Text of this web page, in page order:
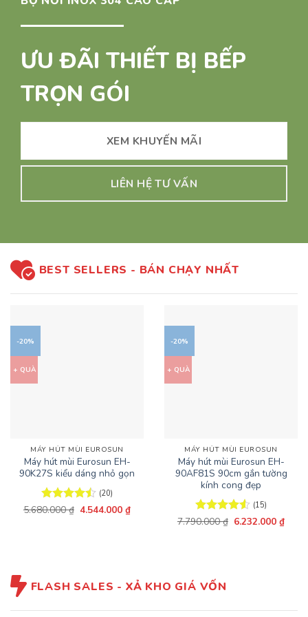
ƯU ĐÃI THIẾT BỊ BẾP
TRỌN GÓI
XEM KHUYẾN MÃI
LIÊN HỆ TƯ VẤN
BEST SELLERS - BÁN CHẠY NHẤT
-20%
+ QUÀ
MÁY HÚT MÙI EUROSUN
Máy hút mùi Eurosun EH-
90K27S kiểu dáng nhỏ gọn
Được xếp
(20)
5.680.000₫ Giá
4.544.000₫Giá
-20%
+ QUÀ
MÁY HÚT MÙI EUROSUN
Máy hút mùi Eurosun EH-
90AF81S 90cm gắn tường
kính cong đẹp
Được xếp
(15)
7.790.000₫ Giá
6.232.000₫Giá
FLASH SALES - XẢ KHO GIÁ VỐN